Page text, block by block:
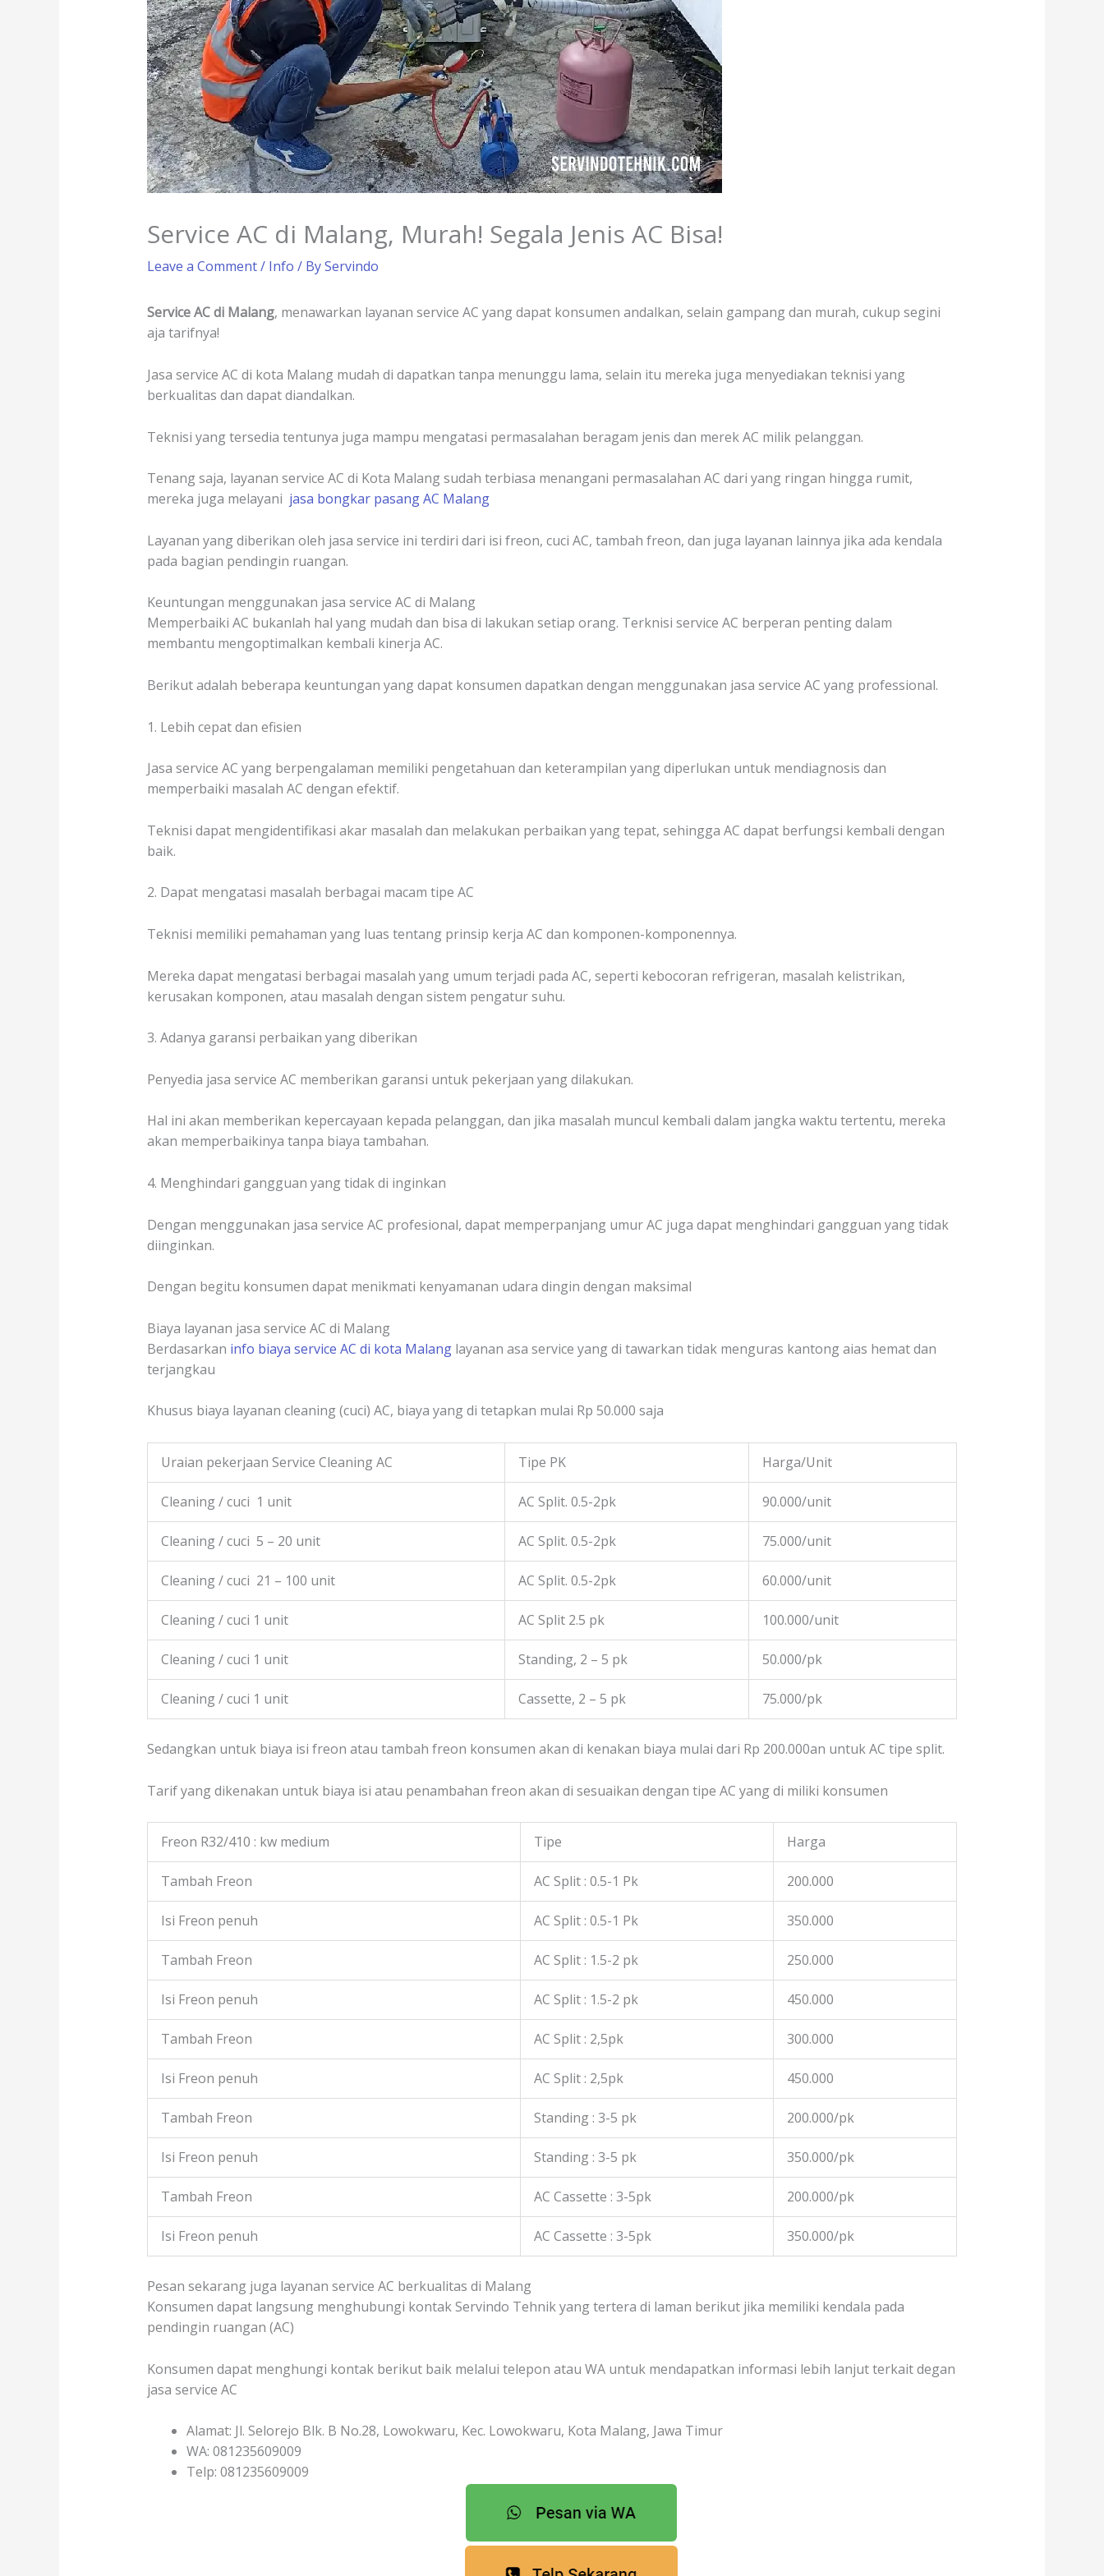
Service AC di Malang, Murah! Segala Jenis AC Bisa!
Leave a Comment/ Info / ByServindo
Service AC di Malang, menawarkan layanan service AC yang dapat konsumen andalkan, selain gampang dan murah, cukup segini
aja tarifnya!
Jasa service AC di kota Malang mudah di dapatkan tanpa menunggu lama, selain itu mereka juga menyediakan teknisi yang
berkualitas dan dapat diandalkan.
Teknisi yang tersedia tentunya juga mampu mengatasi permasalahan beragam jenis dan merek AC milik pelanggan.
Tenang saja, layanan service AC di Kota Malang sudah terbiasa menangani permasalahan AC dari yang ringan hingga rumit,
mereka juga melayani jasa bongkar pasang AC Malang
Layanan yang diberikan oleh jasa service ini terdiri dari isi freon, cuci AC, tambah freon, dan juga layanan lainnya jika ada kendala
pada bagian pendingin ruangan.
Keuntungan menggunakan jasa service AC di Malang
Memperbaiki AC bukanlah hal yang mudah dan bisa di lakukan setiap orang. Terknisi service AC berperan penting dalam
membantu mengoptimalkan kembali kinerja AC.
Berikut adalah beberapa keuntungan yang dapat konsumen dapatkan dengan menggunakan jasa service AC yang professional.
1. Lebih cepat dan efisien
Jasa service AC yang berpengalaman memiliki pengetahuan dan keterampilan yang diperlukan untuk mendiagnosis dan
memperbaiki masalah AC dengan efektif.
Teknisi dapat mengidentifikasi akar masalah dan melakukan perbaikan yang tepat, sehingga AC dapat berfungsi kembali dengan
baik.
2. Dapat mengatasi masalah berbagai macam tipe AC
Teknisi memiliki pemahaman yang luas tentang prinsip kerja AC dan komponen-komponennya.
Mereka dapat mengatasi berbagai masalah yang umum terjadi pada AC, seperti kebocoran refrigeran, masalah kelistrikan,
kerusakan komponen, atau masalah dengan sistem pengatur suhu.
3. Adanya garansi perbaikan yang diberikan
Penyedia jasa service AC memberikan garansi untuk pekerjaan yang dilakukan.
Hal ini akan memberikan kepercayaan kepada pelanggan, dan jika masalah muncul kembali dalam jangka waktu tertentu, mereka
akan memperbaikinya tanpa biaya tambahan.
4. Menghindari gangguan yang tidak di inginkan
Dengan menggunakan jasa service AC profesional, dapat memperpanjang umur AC juga dapat menghindari gangguan yang tidak
diinginkan.
Dengan begitu konsumen dapat menikmati kenyamanan udara dingin dengan maksimal
Biaya layanan jasa service AC di Malang
Berdasarkan info biaya service AC di kota Malanglayanan asa service yang di tawarkan tidak menguras kantong aias hemat dan
terjangkau
Khusus biaya layanan cleaning (cuci) AC, biaya yang di tetapkan mulai Rp 50.000 saja
Uraian pekerjaan Service Cleaning AC Tipe PK Harga/Unit
Cleaning / cuci 1 unit AC Split. 0.5-2pk 90.000/unit
Cleaning / cuci 5 – 20 unit AC Split. 0.5-2pk 75.000/unit
Cleaning / cuci 21 – 100 unit AC Split. 0.5-2pk 60.000/unit
Cleaning / cuci 1 unit AC Split 2.5 pk 100.000/unit
Cleaning / cuci 1 unit Standing, 2 – 5 pk 50.000/pk
Cleaning / cuci 1 unit Cassette, 2 – 5 pk 75.000/pk
Sedangkan untuk biaya isi freon atau tambah freon konsumen akan di kenakan biaya mulai dari Rp 200.000an untuk AC tipe split.
Tarif yang dikenakan untuk biaya isi atau penambahan freon akan di sesuaikan dengan tipe AC yang di miliki konsumen
Freon R32/410 : kw medium Tipe Harga
Tambah Freon AC Split : 0.5-1 Pk 200.000
Isi Freon penuh AC Split : 0.5-1 Pk 350.000
Tambah Freon AC Split : 1.5-2 pk 250.000
Isi Freon penuh AC Split : 1.5-2 pk 450.000
Tambah Freon AC Split : 2,5pk 300.000
Isi Freon penuh AC Split : 2,5pk 450.000
Tambah Freon Standing : 3-5 pk 200.000/pk
Isi Freon penuh Standing : 3-5 pk 350.000/pk
Tambah Freon AC Cassette : 3-5pk 200.000/pk
Isi Freon penuh AC Cassette : 3-5pk 350.000/pk
Pesan sekarang juga layanan service AC berkualitas di Malang
Konsumen dapat langsung menghubungi kontak Servindo Tehnik yang tertera di laman berikut jika memiliki kendala pada
pendingin ruangan (AC)
Konsumen dapat menghungi kontak berikut baik melalui telepon atau WA untuk mendapatkan informasi lebih lanjut terkait degan
jasa service AC
Alamat: Jl. Selorejo Blk. B No.28, Lowokwaru, Kec. Lowokwaru, Kota Malang, Jawa Timur
WA: 081235609009
Telp: 081235609009